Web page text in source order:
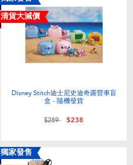
清貨大減價
Disney Stitch迪士尼史迪奇露營車盲
盒 - 隨機發貨
價格從
$289至$238
獨家發售